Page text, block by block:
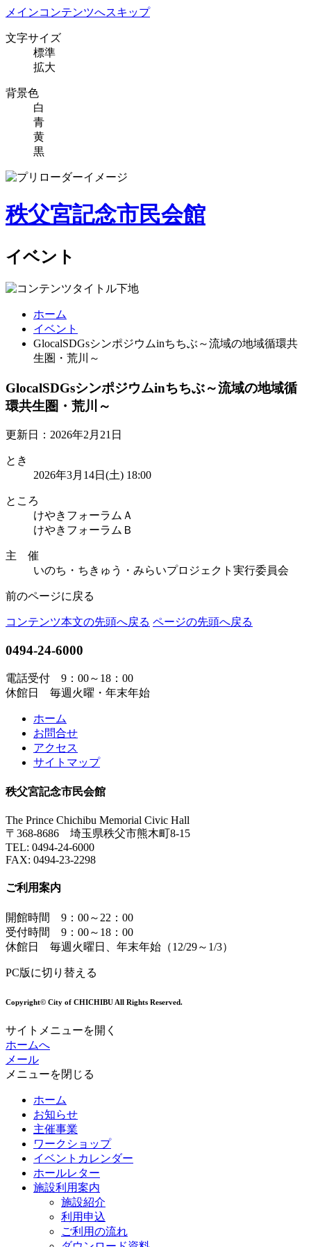
メインコンテンツへスキップ
文字サイズ
標準
拡大
背景色
白
青
黄
黒
秩父宮記念市民会館
イベント
ホーム
イベント
GlocalSDGsシンポジウムinちちぶ～流域の地域循環共
生圏・荒川～
GlocalSDGsシンポジウムinちちぶ～流域の地域循
環共生圏・荒川～
更新日：2026年2月21日
とき
2026年3月14日(土) 18:00
ところ
けやきフォーラムＡ
けやきフォーラムＢ
主 催
いのち・ちきゅう・みらいプロジェクト実行委員会
前のページに戻る
コンテンツ本文の先頭へ戻る ページの先頭へ戻る
0494-24-6000
電話受付 9：00～18：00
休館日 毎週火曜・年末年始
ホーム
お問合せ
アクセス
サイトマップ
秩父宮記念市民会館
The Prince Chichibu Memorial Civic Hall
〒368-8686 埼玉県秩父市熊木町8-15
TEL: 0494-24-6000
FAX: 0494-23-2298
ご利用案内
開館時間 9：00～22：00
受付時間 9：00～18：00
休館日 毎週火曜日、年末年始（12/29～1/3）
PC版に切り替える
Copyright© City of CHICHIBU All Rights Reserved.
サイトメニューを開く
ホームへ
メール
メニューを閉じる
ホーム
お知らせ
主催事業
ワークショップ
イベントカレンダー
ホールレター
施設利用案内
施設紹介
利用申込
ご利用の流れ